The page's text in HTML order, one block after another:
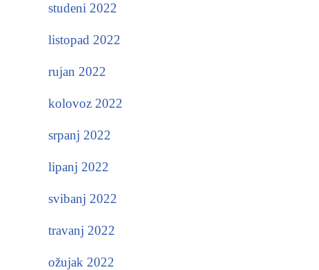
studeni 2022
listopad 2022
rujan 2022
kolovoz 2022
srpanj 2022
lipanj 2022
svibanj 2022
travanj 2022
ožujak 2022